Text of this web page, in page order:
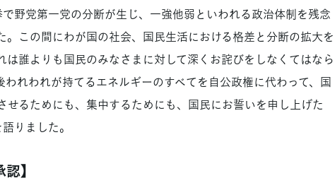
野党第一党の分断が生じ、一強他弱といわれる政治体制を残念
。この間にわが国の社会、国民生活における格差と分断の拡大を
は誰よりも国民のみなさまに対して深くお詫びをしなくてはなら
われわれが持てるエネルギーのすべてを自公政権に代わって、国
せるためにも、集中するためにも、国民にお誓いを申し上げた
りました。
】